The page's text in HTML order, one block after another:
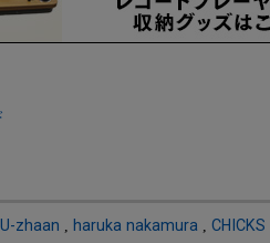
U-zhaan , haruka nakamura , CHICKS